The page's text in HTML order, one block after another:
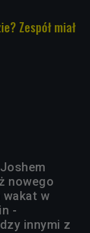
Zespół miał
nowego
wakat w
-
innymi z